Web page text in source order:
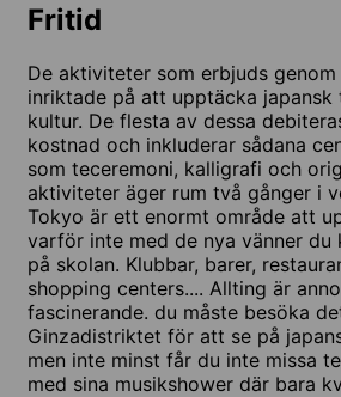
Fritid
De aktiviteter som erbjuds
inriktade på att upptäcka
kultur. De flesta av dessa
kostnad och inkluderar sådana
som teceremoni, kalligrafi och
aktiviteter äger rum två gånger i
Tokyo är ett enormt område att
varför inte med de nya vänner
på skolan. Klubbar, barer,
shopping centers.... Allting är
fascinerande. du måste besöka
Ginzadistriktet för att se på
men inte minst får du inte missa
med sina musikshower där bara